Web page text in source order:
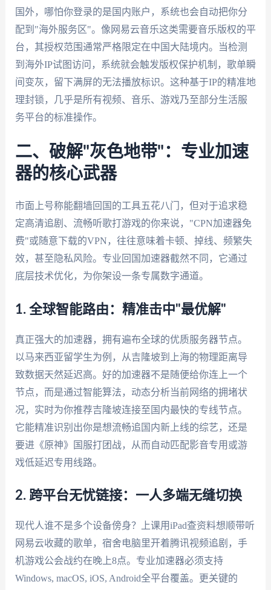
国外，哪怕你登录的是国内账户，系统也会自动把你分
配到"海外服务区"。像网易云音乐这类需要音乐版权的平
台，其授权范围通常严格限定在中国大陆境内。当检测
到海外IP试图访问，系统就会触发版权保护机制，歌单瞬
间变灰，留下满屏的无法播放标识。这种基于IP的精准地
理封锁，几乎是所有视频、音乐、游戏乃至部分生活服
务平台的标准操作。
二、破解"灰色地带"：专业加速
器的核心武器
市面上号称能翻墙回国的工具五花八门，但对于追求稳
定高清追剧、流畅听歌打游戏的你来说，"CPN加速器免
费"或随意下载的VPN，往往意味着卡顿、掉线、频繁失
效，甚至隐私风险。专业回国加速器截然不同，它通过
底层技术优化，为你架设一条专属数字通道。
1. 全球智能路由：精准击中"最优解"
真正强大的加速器，拥有遍布全球的优质服务器节点。
以马来西亚留学生为例，从吉隆坡到上海的物理距离导
致数据天然延迟高。好的加速器不是随便给你连上一个
节点，而是通过智能算法，动态分析当前网络的拥堵状
况，实时为你推荐吉隆坡连接至国内最快的专线节点。
它能精准识别出你是想流畅追国内新上线的综艺，还是
要进《原神》国服打团战，从而自动匹配影音专用或游
戏低延迟专用线路。
2. 跨平台无忧链接：一人多端无缝切换
现代人谁不是多个设备傍身？上课用iPad查资料想顺带听
网易云收藏的歌单，宿舍电脑里开着腾讯视频追剧，手
机游戏公会战约在晚上8点。专业加速器必须支持
Windows, macOS, iOS, Android全平台覆盖。更关键的